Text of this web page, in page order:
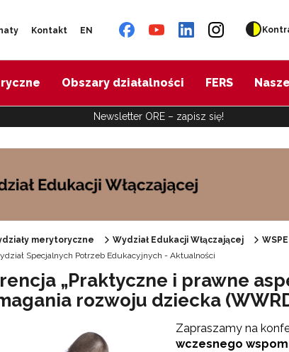
Kontakt EN
Obszary działalności FERS
Newsletter ORE – zapisz się!
zasoby edukacyjne"
merytoryczne Wydział Edukacji Włączającej
Specjalnych Potrzeb Edukacyjnych - Aktualności
„Praktyczne i prawne
rozwoju dziecka
Zapraszamy na
wczesnego